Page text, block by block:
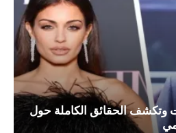
الحقائق الكاملة حول